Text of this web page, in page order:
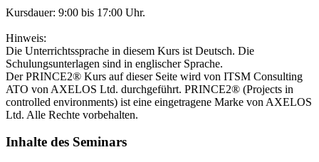
Kursdauer: 9:00 bis 17:00 Uhr.
Hinweis:
Die Unterrichtssprache in diesem Kurs ist Deutsch. Die
Schulungsunterlagen sind in englischer Sprache.
Der PRINCE2® Kurs auf dieser Seite wird von ITSM Consulting
ATO von AXELOS Ltd. durchgeführt. PRINCE2® (Projects in
controlled environments) ist eine eingetragene Marke von AXELOS
Ltd. Alle Rechte vorbehalten.
Inhalte des Seminars